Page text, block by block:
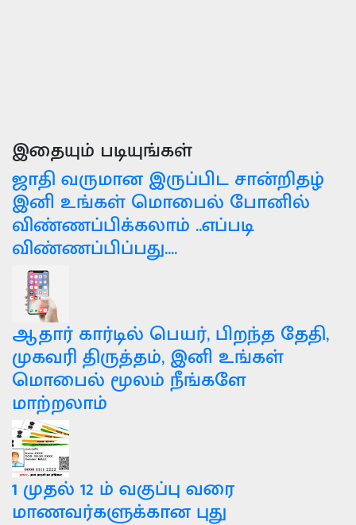
இதையும் படியுங்கள்
ஜாதி வருமான இருப்பிட சான்றிதழ்
இனி உங்கள் மொபைல் போனில்
விண்ணப்பிக்கலாம் ..எப்படி
விண்ணப்பிப்பது....
ஆதார் கார்டில் பெயர், பிறந்த தேதி,
முகவரி திருத்தம், இனி உங்கள்
மொபைல் மூலம் நீங்களே
மாற்றலாம்
1 முதல் 12 ம் வகுப்பு வரை
மாணவர்களுக்கான புது